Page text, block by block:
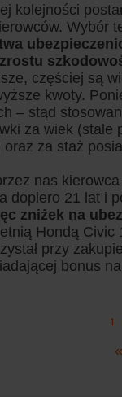
kolejności
Wybór
częściej są
kwoty.
– stąd
za wiek (stale
oraz za staż
nas
dopiero 21 lat i
zniżek na
Hondą Civic
przy
bonus
1